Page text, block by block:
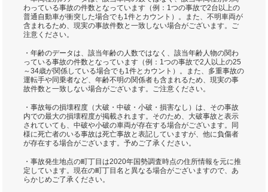
わっている事故の件数となっています（例：1つの事故で2台以上の
普通自動車が衝突した場合でも1件とカウント）。また、不明車両が
含まれるため、現実の事故件数と一致しない場合がございます。ご
注意ください。
・年齢のデータは、該当年齢の人数ではなく、該当年齢人物の関わ
っている事故の件数となっています（例：1つの事故で2人以上の25
～34歳が関係している場合でも1件とカウント）。また、多重事故の
運転手や同乗者など、年齢不明の関係者も含まれるため、現実の事
故件数と一致しない場合がございます。ご注意ください。
・事故毎の損壊程度（大破・中破・小破・損害なし）は、その事故
内での最大の損壊程度が掲載されます。そのため、大破事故と表示
されていても、中破や小破の車両が存在する場合がございます。同
様に死亡者のいる事故は死亡事故と表記していますが、他に負傷者
が存在する場合がございます。予めご了承ください。
・事故発生地点の町丁目は2020年国勢調査時点の住所情報を元に推
定しています。現在の町丁目名と異なる場合がございますので、あ
らかじめご了承ください。